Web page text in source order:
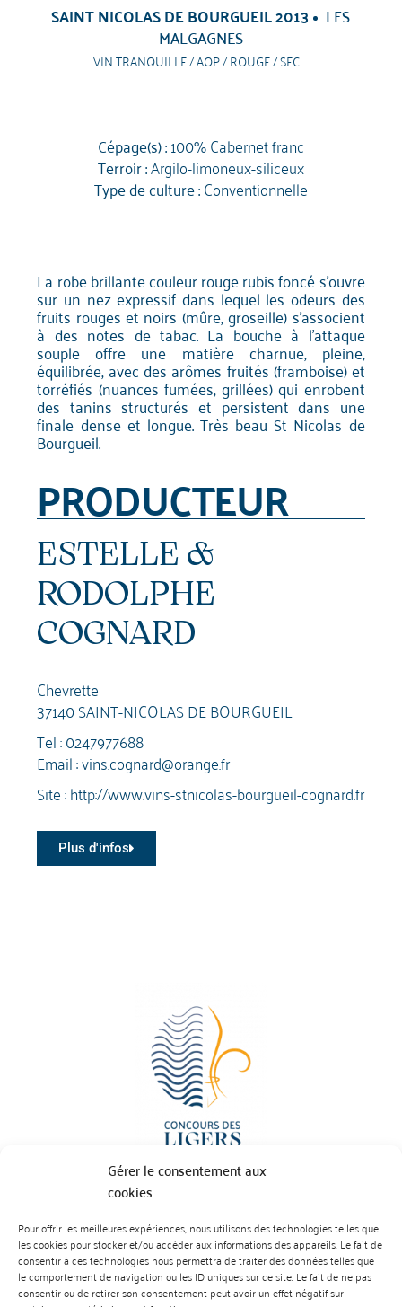
Gérer le consentement aux
cookies
Pour offrir les meilleures expériences, nous utilisons des technologies telles que
les cookies pour stocker et/ou accéder aux informations des appareils. Le fait de
consentir à ces technologies nous permettra de traiter des données telles que
le comportement de navigation ou les ID uniques sur ce site. Le fait de ne pas
consentir ou de retirer son consentement peut avoir un effet négatif sur
SAINT NICOLAS DE BOURGUEIL 2013 LES
MALGAGNES
VIN TRANQUILLE / AOP / ROUGE / SEC
Cépage(s) :100% Cabernet franc
Terroir :Argilo-limoneux-siliceux
Type de culture :Conventionnelle
La robe brillante couleur rouge rubis foncé s'ouvre
sur un nez expressif dans lequel les odeurs des
fruits rouges et noirs (mûre, groseille) s'associent
à des notes de tabac. La bouche à l'attaque
souple offre une matière charnue, pleine,
équilibrée, avec des arômes fruités (framboise) et
torréfiés (nuances fumées, grillées) qui enrobent
des tanins structurés et persistent dans une
finale dense et longue. Très beau St Nicolas de
Bourgueil.
PRODUCTEUR
ESTELLE &
RODOLPHE
COGNARD
Chevrette
37140 SAINT-NICOLAS DE BOURGUEIL
Tel :0247977688
Email :vins.cognard@orange.fr
Site :http://www.vins-stnicolas-bourgueil-cognard.fr
Plus d'infos
BP 70023 - 49610 JUIGNE SUR LOIRE
Tél :07 88 99 01 07